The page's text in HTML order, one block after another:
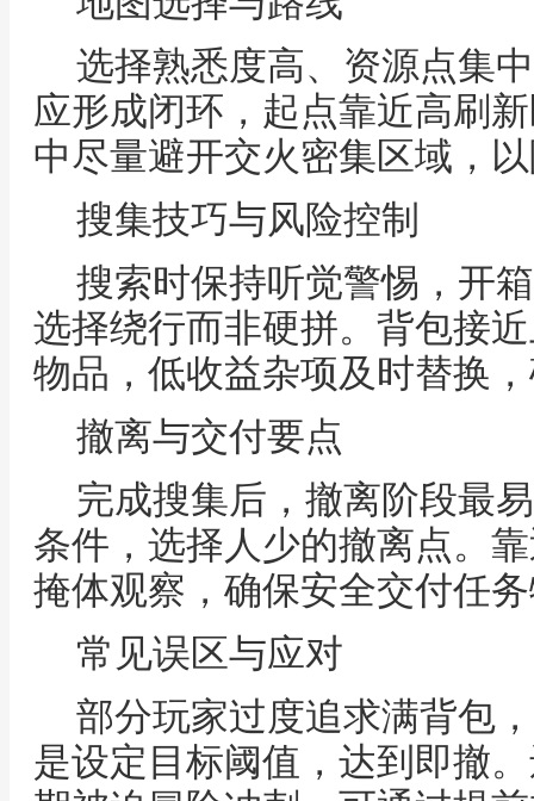
选择熟悉度高、资源点集
应形成闭环，起点靠近高刷
中尽量避开交火密集区域，
搜集技巧与风险控制
搜索时保持听觉警惕，开
选择绕行而非硬拼。背包接
物品，低收益杂项及时替换
撤离与交付要点
完成搜集后，撤离阶段最
条件，选择人少的撤离点。
掩体观察，确保安全交付任
常见误区与应对
部分玩家过度追求满背包
是设定目标阈值，达到即撤